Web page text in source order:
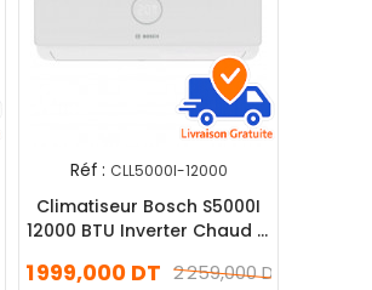
Réf : CLL5000I-12000
Climatiseur Bosch S5000I
12000 BTU Inverter Chaud &
2 259,000 DT
1 999,000 DT